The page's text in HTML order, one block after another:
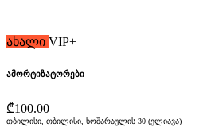
ახალი VIP+
ამორტიზატორები
₾100.00
თბილისი, თბილისი, ხოშარაულის 30 (ელიავა)